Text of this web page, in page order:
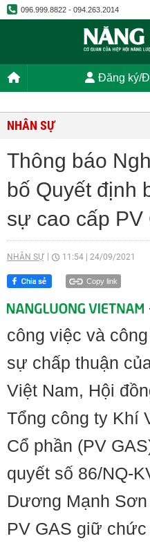
096.999.8822 - 094.263.2014
Đăng ký/
NHÂN SỰ
Thông báo
bố Quyết định
sự cao cấp PV
NHÂN SỰ 11:54 24/09/2021
Copy link
công việc và
sự chấp thuận
Việt Nam, Hội
Tổng công ty Khí
Cổ phần (PV
quyết số 86/NQ-
Dương Mạnh
PV GAS giữ